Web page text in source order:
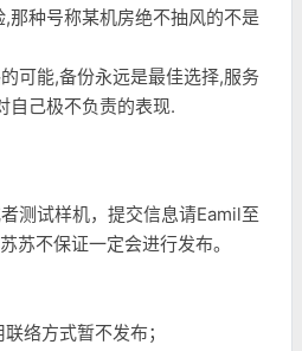
那种号称某机房绝不抽风的不是
可能,备份永远是最佳选择,服务
自己极不负责的表现.
测试样机，提交信息请Eamil至
苏不保证一定会进行发布。
络方式暂不发布；